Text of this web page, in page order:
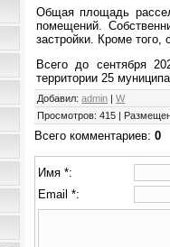
Общая площадь
помещений.
застройки. Кроме того,
Всего до сентября
территории 25
Добавил: admin |W
Просмотров: 415
Всего комментариев:0
Имя *:
Email *: